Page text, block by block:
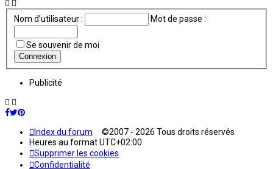
Nom d’utilisateur : Mot de passe :
Se souvenir de moi
Publicité
Index du forum ©2007 - 2026 Tous droits réservés
Heures au formatUTC+02:00
Supprimer les cookies
Confidentialité